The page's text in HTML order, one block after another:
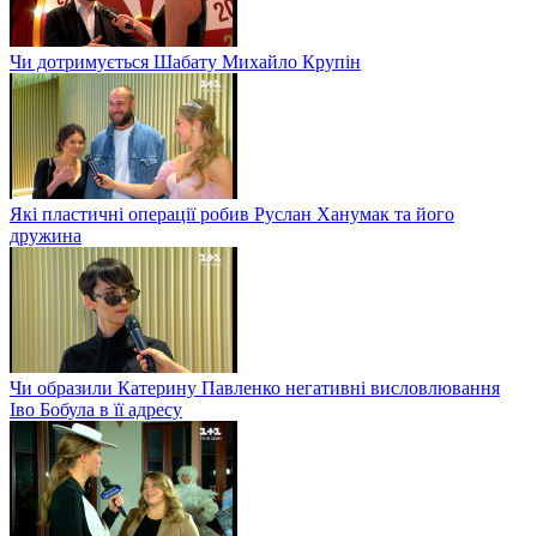
Чи дотримується Шабату Михайло Крупін
Які пластичні операції робив Руслан Ханумак та його
дружина
Чи образили Катерину Павленко негативні висловлювання
Іво Бобула в її адресу